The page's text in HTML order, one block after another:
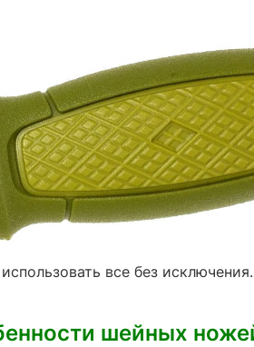
все без
шейных